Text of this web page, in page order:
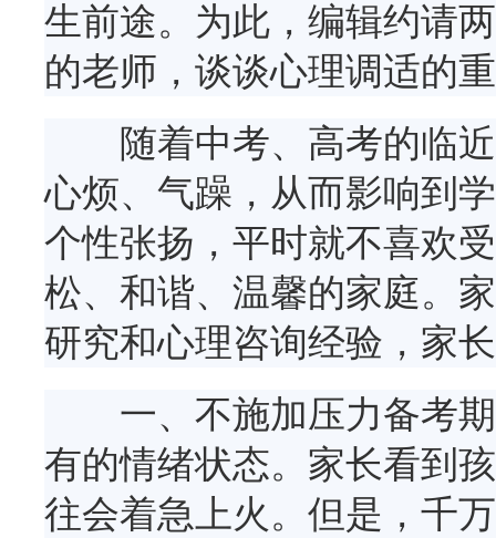
生前途。为此，编辑约请
的老师，谈谈心理调适的
随着中考、高考的临近
心烦、气躁，从而影响到
个性张扬，平时就不喜欢
松、和谐、温馨的家庭。
研究和心理咨询经验，家
一、不施加压力备考期
有的情绪状态。家长看到
往会着急上火。但是，千